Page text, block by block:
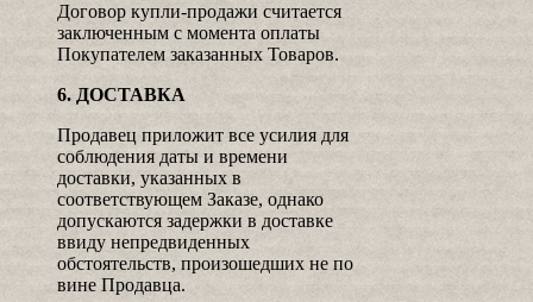
Договор купли-продажи считается
заключенным с момента оплаты
Покупателем заказанных Товаров.
6. ДОСТАВКА
Продавец приложит все усилия для
соблюдения даты и времени
доставки, указанных в
соответствующем Заказе, однако
допускаются задержки в доставке
ввиду непредвиденных
обстоятельств, произошедших не по
вине Продавца.